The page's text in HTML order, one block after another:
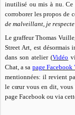
inutilisé ou mis à nu. Ce
corroborer les propos de
de malveillant, je
Le graffeur Thomas
Street Art, est désormais
dans son atelier (Vidéo
Chat, a sa page
mentionnées: il revient
le cœur vous en dit, vous
page Facebook ou via